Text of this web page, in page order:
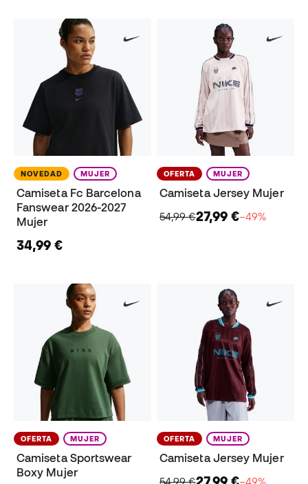
NOVEDAD MUJER
Camiseta Fc Barcelona
Fanswear 2026-2027
Mujer
34,99 €
OFERTA MUJER
Camiseta Jersey Mujer
54,99 €27,99 €−49%
OFERTA MUJER
Camiseta Sportswear
Boxy Mujer
OFERTA MUJER
Camiseta Jersey Mujer
54,99 €
−49%